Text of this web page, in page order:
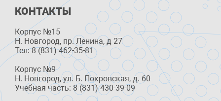
КОНТАКТЫ
Корпус №15
Н. Новгород, пр. Ленина, д 27
Тел: 8 (831) 462-35-81
Корпус №9
Н. Новгород, ул. Б. Покровская, д. 60
Учебная часть: 8 (831) 430-39-09